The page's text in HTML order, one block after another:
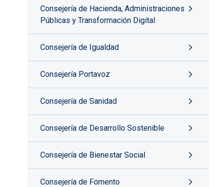
Consejería de Hacienda, Administraciones
Públicas y Transformación Digital
Consejería de Igualdad
Consejería Portavoz
Consejería de Sanidad
Consejería de Desarrollo Sostenible
Consejería de Bienestar Social
Consejería de Fomento